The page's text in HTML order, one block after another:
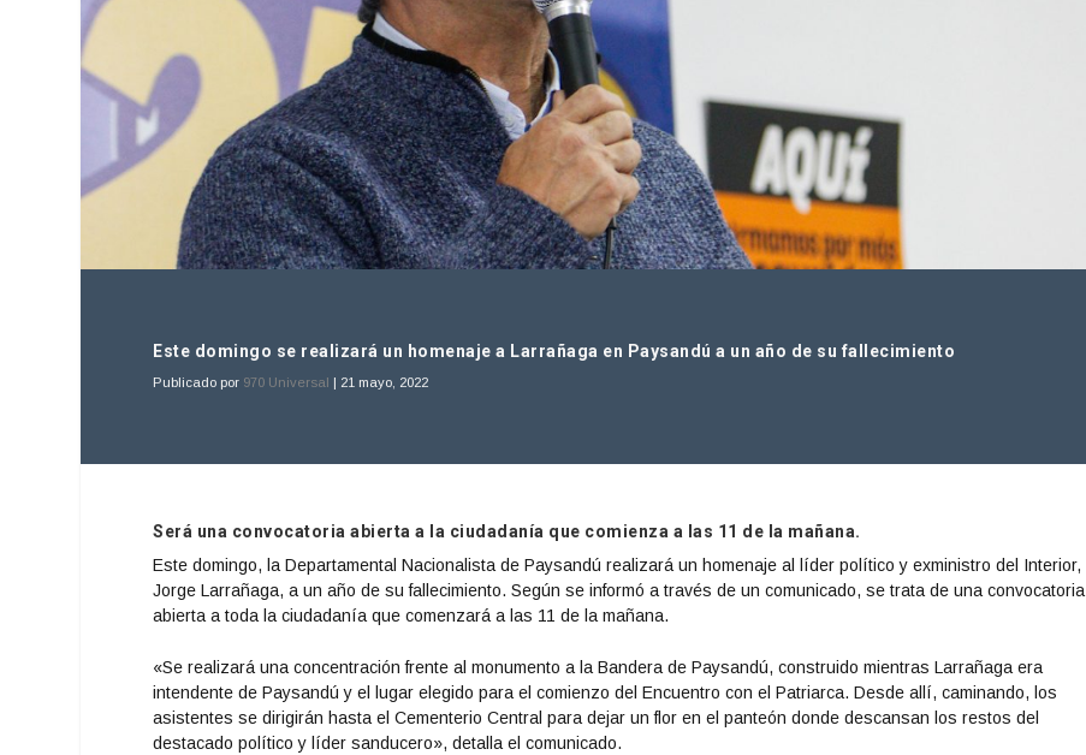
Este domingo se realizará un homenaje a Larrañaga en Paysandú a un año de su fallecimiento
Publicado por 970 Universal | 21 mayo, 2022
Será una convocatoria abierta a la ciudadanía que comienza a las 11 de la mañana.
Este domingo, la Departamental Nacionalista de Paysandú realizará un homenaje al líder político y exministro del Interior,
Jorge Larrañaga, a un año de su fallecimiento. Según se informó a través de un comunicado, se trata de una convocatoria
abierta a toda la ciudadanía que comenzará a las 11 de la mañana.
«Se realizará una concentración frente al monumento a la Bandera de Paysandú, construido mientras Larrañaga era
intendente de Paysandú y el lugar elegido para el comienzo del Encuentro con el Patriarca. Desde allí, caminando, los
asistentes se dirigirán hasta el Cementerio Central para dejar un flor en el panteón donde descansan los restos del
destacado político y líder sanducero», detalla el comunicado.